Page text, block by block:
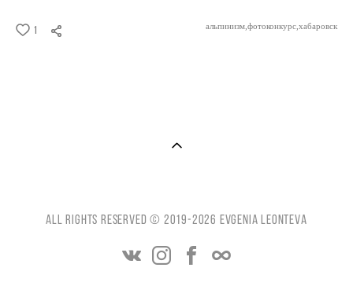
1 альпинизм, фотоконкурс, хабаровск
All Rights reserved © 2019-2026 Evgenia Leonteva